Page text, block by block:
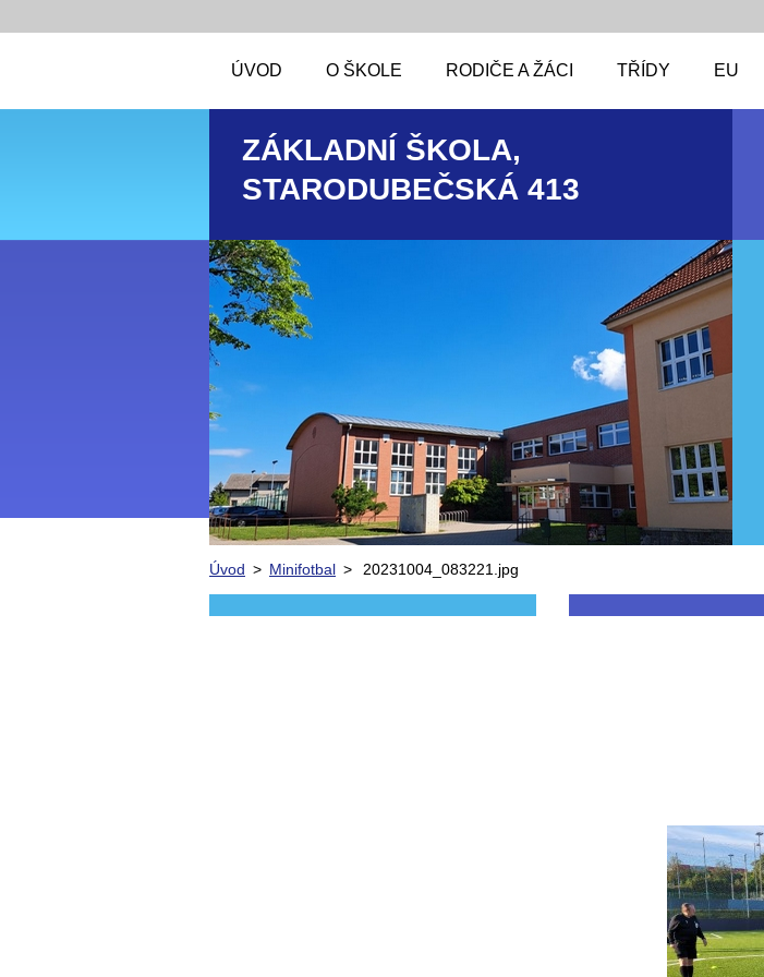
ÚVOD O ŠKOLE RODIČE A ŽÁCI TŘÍDY EU
ZÁKLADNÍ ŠKOLA,
STARODUBEČSKÁ 413
Úvod > Minifotbal > 20231004_083221.jpg